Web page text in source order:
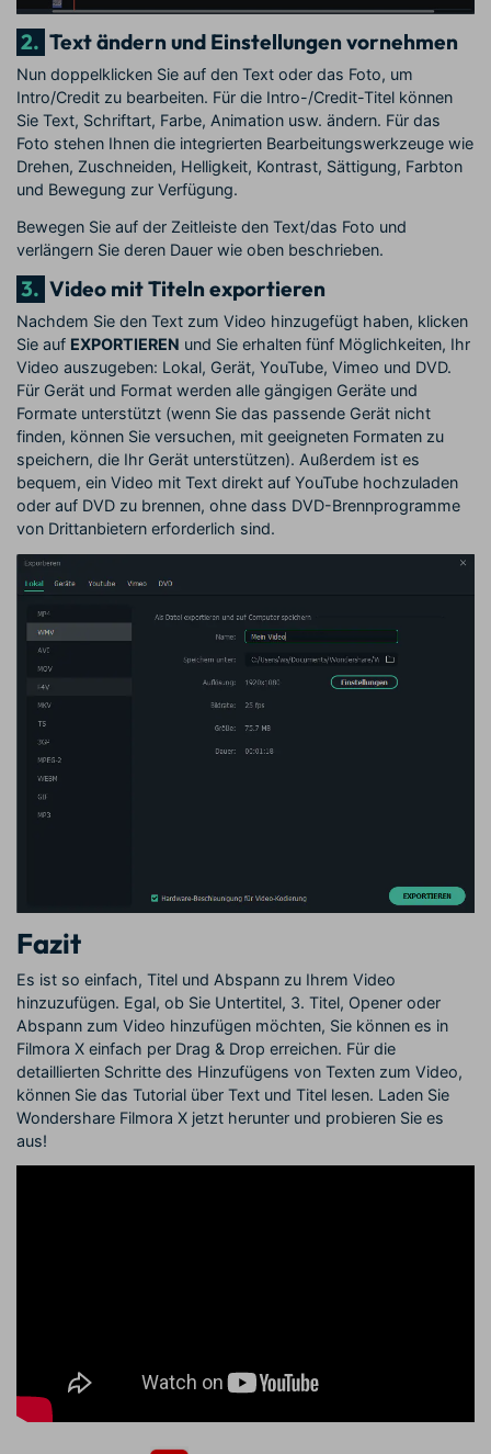
2. Text ändern und Einstellungen vornehmen
Nun doppelklicken Sie auf den Text oder das Foto, um
Intro/Credit zu bearbeiten. Für die Intro-/Credit-Titel können
Sie Text, Schriftart, Farbe, Animation usw. ändern. Für das
Foto stehen Ihnen die integrierten Bearbeitungswerkzeuge wie
Drehen, Zuschneiden, Helligkeit, Kontrast, Sättigung, Farbton
und Bewegung zur Verfügung.
Bewegen Sie auf der Zeitleiste den Text/das Foto und
verlängern Sie deren Dauer wie oben beschrieben.
3. Video mit Titeln exportieren
Nachdem Sie den Text zum Video hinzugefügt haben, klicken
Sie auf EXPORTIEREN und Sie erhalten fünf Möglichkeiten, Ihr
Video auszugeben: Lokal, Gerät, YouTube, Vimeo und DVD.
Für Gerät und Format werden alle gängigen Geräte und
Formate unterstützt (wenn Sie das passende Gerät nicht
finden, können Sie versuchen, mit geeigneten Formaten zu
speichern, die Ihr Gerät unterstützen). Außerdem ist es
bequem, ein Video mit Text direkt auf YouTube hochzuladen
oder auf DVD zu brennen, ohne dass DVD-Brennprogramme
von Drittanbietern erforderlich sind.
Fazit
Es ist so einfach, Titel und Abspann zu Ihrem Video
hinzuzufügen. Egal, ob Sie Untertitel, 3. Titel, Opener oder
Abspann zum Video hinzufügen möchten, Sie können es in
Filmora X einfach per Drag & Drop erreichen. Für die
detaillierten Schritte des Hinzufügens von Texten zum Video,
können Sie das Tutorial über Text und Titel lesen. Laden Sie
Wondershare Filmora X jetzt herunter und probieren Sie es
aus!